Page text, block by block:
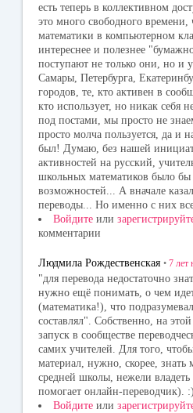
есть теперь в коллективном
это много свободного времени,
математики в компьютерном
интереснее и полезнее
поступают не только они, но и
Самары, Петербурга,
городов, те, кто активен в
кто использует, но никак себя
под постами, мы просто не
просто молча пользуется, да и
был! Думаю, без нашей
активностей на русский,
школьных математиков было
возможностей... А вначале
переводы... Но именно с них все
Войдите или
комментарии
Людмила Рождественская • 7 лет
"для перевода недостаточно
нужно ещё понимать, о чем
(математика!), что
составлял". Собственно, на
запуск в сообществе
самих учителей. Для того,
материал, нужно, скорее, знать
средней школы, нежели
помогает онлайн-переводчик). :)
Войдите или